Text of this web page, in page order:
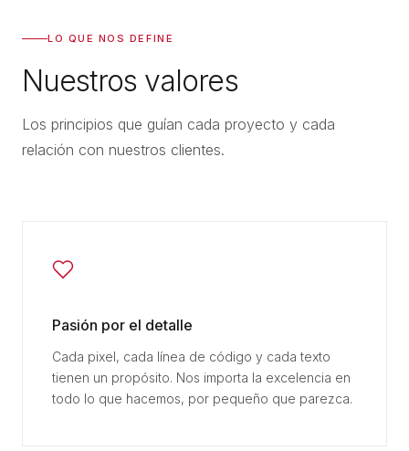
LO QUE NOS DEFINE
Nuestros valores
Los principios que guían cada proyecto y cada
relación con nuestros clientes.
Pasión por el detalle
Cada pixel, cada línea de código y cada texto
tienen un propósito. Nos importa la excelencia en
todo lo que hacemos, por pequeño que parezca.